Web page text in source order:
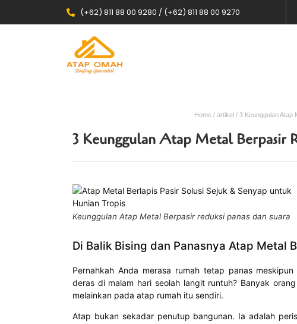
(+62) 811 88 00 9280 / (+62) 811 88 00 9270
Home/ artikel/ 3 Keunggulan Atap
3 Keunggulan Atap Metal Berpasir
Keunggulan Atap Metal Berpasir reduksi panas dan suara
Di Balik Bising dan Panasnya Atap Metal
Pernahkah Anda merasa rumah tetap panas
deras di malam hari seolah langit runtuh? Banyak
melainkan pada atap rumah itu sendiri.
Atap bukan sekadar penutup bangunan. Ia adalah